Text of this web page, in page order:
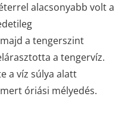
alacsonyabb volt a
a tengerszint
a tengervíz.
a víz súlya alatt
óriási mélyedés.